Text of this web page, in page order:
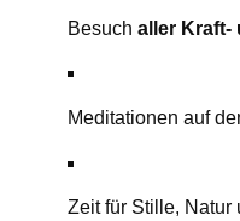
Besuch aller Kraft-
Meditationen auf
Zeit für Stille, Natur